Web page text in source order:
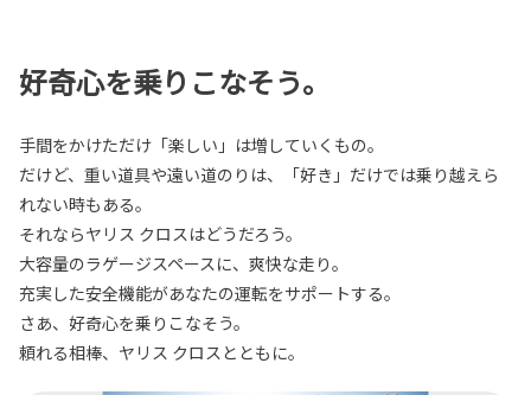
好奇心を乗りこなそう。
手間をかけただけ「楽しい」は増していくもの。
だけど、重い道具や遠い道のりは、「好き」だけでは乗り越えら
れない時もある。
それならヤリス クロスはどうだろう。
大容量のラゲージスペースに、爽快な走り。
充実した安全機能があなたの運転をサポートする。
さあ、好奇心を乗りこなそう。
頼れる相棒、ヤリス クロスとともに。